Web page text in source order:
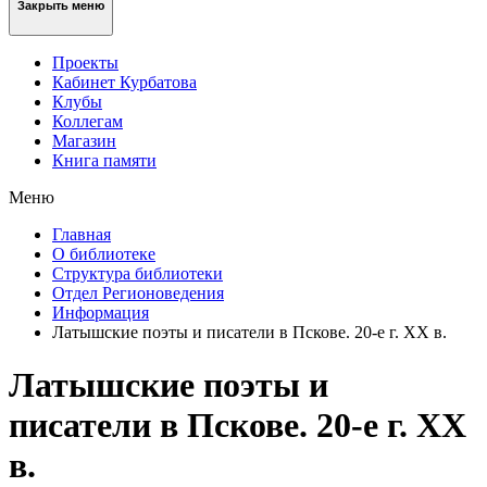
Закрыть меню
Проекты
Кабинет Курбатова
Клубы
Коллегам
Магазин
Книга памяти
Меню
Главная
О библиотеке
Структура библиотеки
Отдел Регионоведения
Информация
Латышские поэты и писатели в Пскове. 20-е г. ХХ в.
Латышские поэты и
писатели в Пскове. 20-е г. ХХ
в.